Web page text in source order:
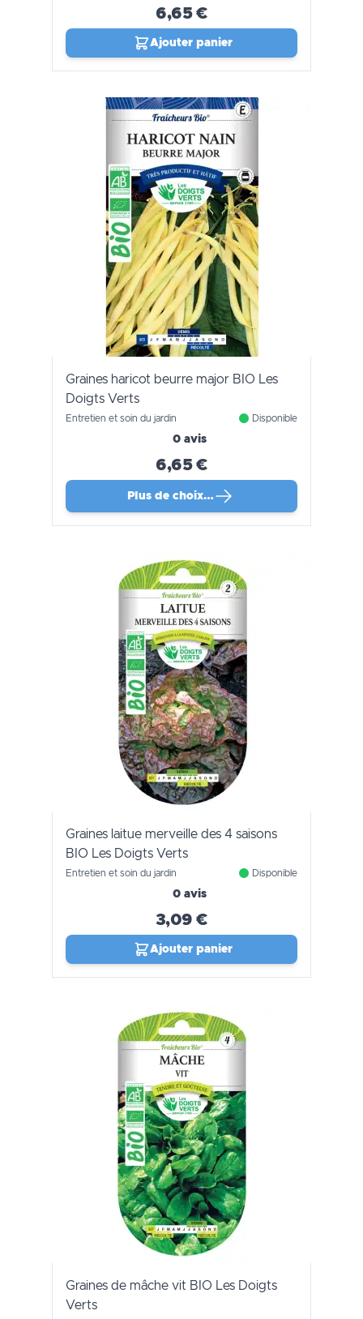
6,65 €
Ajouter panier
Graines haricot beurre major BIO Les
Doigts Verts
Entretien et soin du jardin Disponible
0 avis
6,65 €
Plus de choix…
Graines laitue merveille des 4 saisons
BIO Les Doigts Verts
Entretien et soin du jardin Disponible
0 avis
3,09 €
Ajouter panier
Graines de mâche vit BIO Les Doigts
Verts